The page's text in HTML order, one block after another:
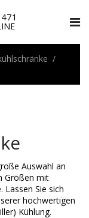
Auswahl an
Größen mit
Lassen Sie sich
hochwertigen
Kühlung.